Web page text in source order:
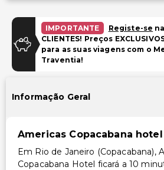
Instalações
TV em áreas comuns
Instalações de ginástica
Acessibilidade
Recepção acessível para cadeira
Restaurante no local acessível
IMPORTANTE Registe-se
CLIENTES! Preços
para as suas viagens com o
Traventia!
Informação Geral
Americas Copacabana hotel
Em Rio de Janeiro (Copacabana),
Copacabana Hotel ficará a 10